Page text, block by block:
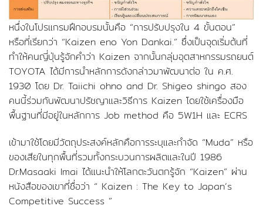
หนึ่งในโปรแกรมฝึกอบรมนั้นคือ “การปรับปรุงใน 4 ขั้นตอน”
หรือที่เรียกว่า “Kaizen eno Yon Dankai.” ซึ่งเป็นจุดเริ่มต้นที่
ทำให้คนญี่ปุ่นรู้จักคำว่า Kaizen จากนั้นกลุ่มอุตสาหกรรมรถยนต์
TOYOTA ได้มีการนำหลักการดังกล่าวมาพัฒนาต่อ ใน ค.ศ.
1930 โดย Dr. Taiichi ohno and Dr. Shigeo shingo สอง
คนนี้ร่วมกันพัฒนาปรัชญาและวิธีการ Kaizen โดยใช้เครื่องมือ
พื้นฐานที่มีอยู่ในหลักการ Job method คือ 5W1H และ ECRS
เข้ามาใช้โดยมีวัตถุประสงค์หลักคือการระบุและกำจัด “Muda” หรือ
ของเสียในทุกพื้นที่รวมทั้งกระบวนการผลิตและในปี 1986
Dr.Masaaki Imai ได้แนะนำให้โลกตะวันตกรู้จัก “Kaizen” ผ่าน
หนังสือของเขาที่ชื่อว่า “ Kaizen : The Key to Japan’s
Competitive Success ”